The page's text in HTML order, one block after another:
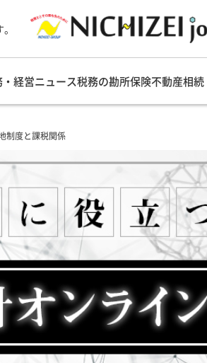
経営ニュース税務の勘所保険不動産相続
制度と課税関係